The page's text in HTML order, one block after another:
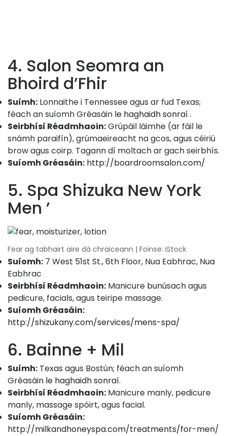
4. Salon Seomra an
Bhoird d’Fhir
Suímh: Lonnaithe i Tennessee agus ar fud Texas;
féach an suíomh Gréasáin le haghaidh sonraí.
Seirbhísí Réadmhaoin:Grúpáil láimhe (ar fáil le
snámh paraifín), grúmaeireacht na gcos, agus céiriú
brow agus coirp. Tagann dí moltach ar gach seirbhís.
Suíomh Gréasáin: http://boardroomsalon.com/
5. Spa Shizuka New York
Men ’
Fear ag tabhairt aire dá chraiceann | Foinse: iStock
Suíomh: 7 West 51st St., 6th Floor, Nua Eabhrac, Nua
Eabhrac
Seirbhísí Réadmhaoin: Manicure bunúsach agus
pedicure, facials, agus teiripe massage.
Suíomh Gréasáin:
http://shizukany.com/services/mens-spa/
6. Bainne + Mil
Suímh: Texas agus Bostún; féach an suíomh
Gréasáin le haghaidh sonraí.
Seirbhísí Réadmhaoin: Manicure manly, pedicure
manly, massage spóirt, agus facial.
Suíomh Gréasáin:
http://milkandhoneyspa.com/treatments/for-men/